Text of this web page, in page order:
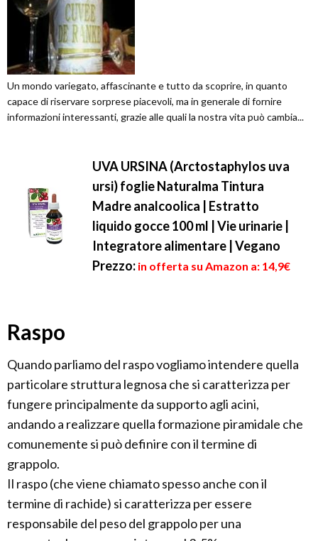
Un mondo variegato, affascinante e tutto da scoprire, in quanto
capace di riservare sorprese piacevoli, ma in generale di fornire
informazioni interessanti, grazie alle quali la nostra vita può cambia...
UVA URSINA (Arctostaphylos uva
ursi) foglie Naturalma Tintura
Madre analcoolica | Estratto
liquido gocce 100 ml | Vie urinarie |
Integratore alimentare | Vegano
Prezzo: in offerta su Amazon a: 14,9€
Raspo
Quando parliamo del raspo vogliamo intendere quella
particolare struttura legnosa che si caratterizza per
fungere principalmente da supporto agli acini,
andando a realizzare quella formazione piramidale che
comunemente si può definire con il termine di
grappolo.
Il raspo (che viene chiamato spesso anche con il
termine di rachide) si caratterizza per essere
responsabile del peso del grappolo per una